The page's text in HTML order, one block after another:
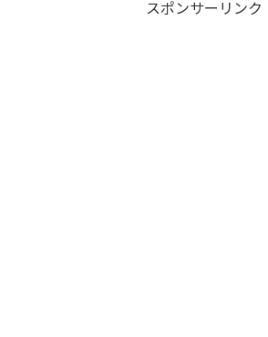
スポンサーリンク